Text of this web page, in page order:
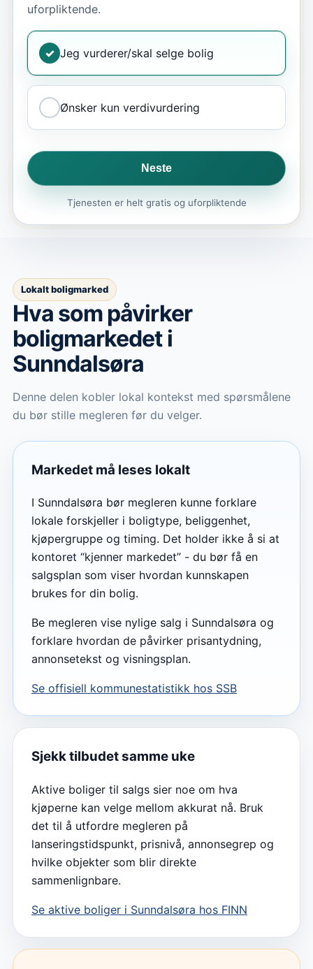
uforpliktende.
✓ Jeg vurderer/skal selge bolig
Ønsker kun verdivurdering
Neste
Tjenesten er helt gratis og uforpliktende
Lokalt boligmarked
Hva som påvirker
boligmarkedeti
Sunndalsøra
Denne delen kobler lokal kontekst med spørsmålene
du bør stille megleren før du velger.
Markedet må leses lokalt
I Sunndalsøra bør megleren kunne forklare
lokale forskjeller i boligtype, beliggenhet,
kjøpergruppe og timing. Det holder ikke å si at
kontoret “kjenner markedet” - du bør få en
salgsplan som viser hvordan kunnskapen
brukes for din bolig.
Be megleren vise nylige salg i Sunndalsøra og
forklare hvordan de påvirker prisantydning,
annonsetekst og visningsplan.
Se offisiell kommunestatistikk hos SSB
Sjekk tilbudet samme uke
Aktive boliger til salgs sier noe om hva
kjøperne kan velge mellom akkurat nå. Bruk
det til å utfordre megleren på
lanseringstidspunkt, prisnivå, annonsegrep og
hvilke objekter som blir direkte
sammenlignbare.
Se aktive boliger i Sunndalsøra hos FINN